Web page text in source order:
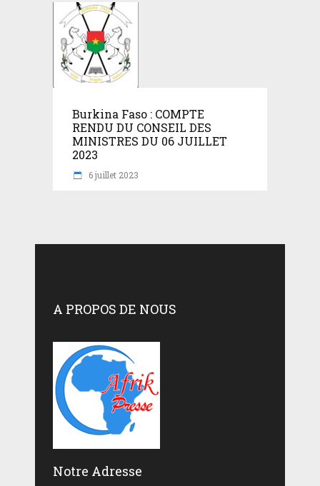
Burkina Faso : COMPTE
RENDU DU CONSEIL DES
MINISTRES DU 06 JUILLET
2023
6 juillet 2023
A PROPOS DE NOUS
Notre Adresse